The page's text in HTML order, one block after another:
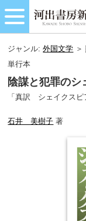
ジャンル:外国文学 ＞
単行本
陰謀と犯罪のシ
「真訳 シェイクスピ
石井 美樹子 著